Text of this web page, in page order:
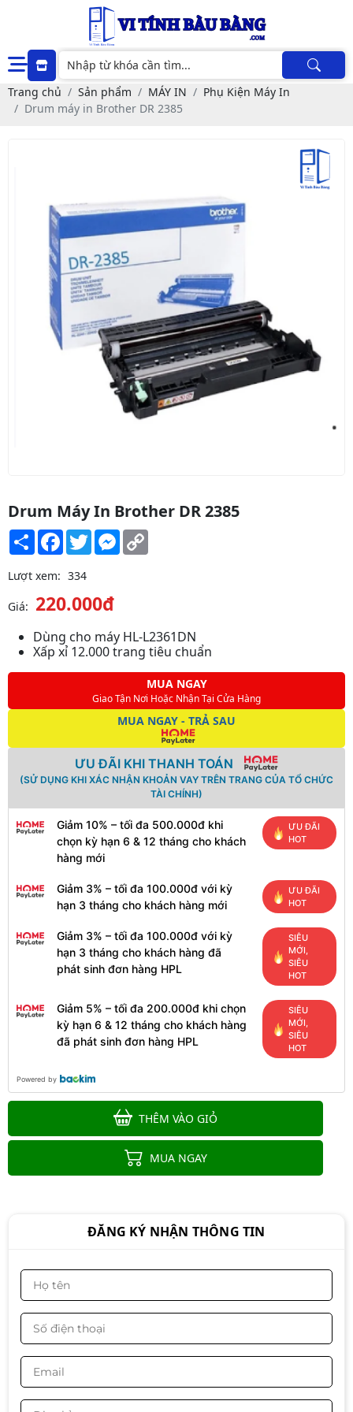
Trang chủ Sản phẩm MÁY IN
Phụ Kiện Máy In
Drum máy in Brother DR 2385
Drum Máy In Brother DR 2385
Share Facebook
TwitterMessenger
Lượt xem: 334
Giá: 220.000đ
Dùng cho máy HL-L2361DN
Xấp xỉ 12.000 trang tiêu chuẩn
MUA NGAY
Giao Tận Nơi Hoặc Nhận Tại Cửa Hàng
MUA NGAY - TRẢ SAU
ƯU ĐÃI KHI THANH TOÁN
(SỬ DỤNG KHI XÁC NHẬN KHOẢN VAY TRÊN TRANG CỦA TỔ CHỨC
TÀI CHÍNH)
Giảm 10% – tối đa 500.000đ khi
chọn kỳ hạn 6 & 12 tháng cho khách
hàng mới
ƯU ĐÃI
HOT
Giảm 3% – tối đa 100.000đ với kỳ
hạn 3 tháng cho khách hàng mới
ƯU ĐÃI
HOT
Giảm 3% – tối đa 100.000đ với kỳ
hạn 3 tháng cho khách hàng đã
phát sinh đơn hàng HPL
SIÊU
MỚI,
SIÊU
HOT
Giảm 5% – tối đa 200.000đ khi chọn
kỳ hạn 6 & 12 tháng cho khách hàng
đã phát sinh đơn hàng HPL
SIÊU
MỚI,
SIÊU
HOT
Powered by
THÊM VÀO GIỎ
MUA NGAY
ĐĂNG KÝ NHẬN THÔNG TIN
RUY BĂNG MỰC THAY MÁY EPSON
LQ-310
Mực hộp máy in laser HP 215A
Black (W2310A) - Dùng cho máy in
M155a/ M182n
380.000đ
ĐẦU KIM EPSON LQ590
-14%
Hộp mực Cartridge 16A TJ/HL HP
LaserJet 5200, 5200L/Canon LBP